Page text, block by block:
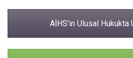
AİHS'in Ulusal Hukukta